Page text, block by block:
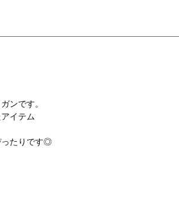
ンです。
イテム
ったりです◎